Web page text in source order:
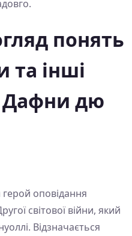
понять
та інші
Дафни дю
оповідання
світової війни, який
Відзначається